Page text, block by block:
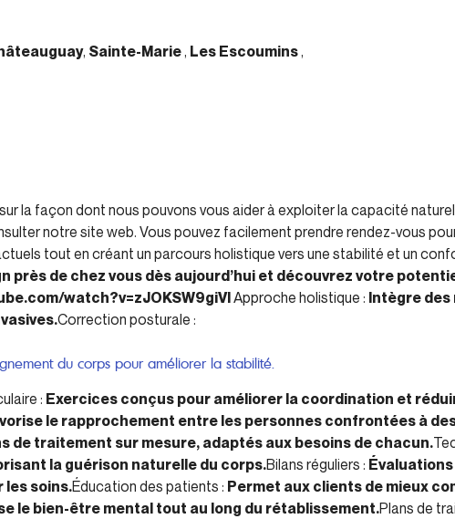
, Sainte-Marie, Les Escoumins,
la façon dont nous pouvons vous aider à exploiter la capacité
notre site web. Vous pouvez facilement prendre rendez-vous
tout en créant un parcours holistique vers une stabilité et un
près de chez vous dès aujourd’hui et découvrez votre
watch?v=zJOKSW9giVIApproche holistique : Intègre des
Correction posturale :
du corps pour améliorer la stabilité.
: Exercices conçus pour améliorer la coordination et
le rapprochement entre les personnes confrontées à
de traitement sur mesure, adaptés aux besoins de chacun.
la guérison naturelle du corps.Bilans réguliers :
les soins.Éducation des patients : Permet aux clients de mieux
le bien-être mental tout au long du rétablissement.Plans de